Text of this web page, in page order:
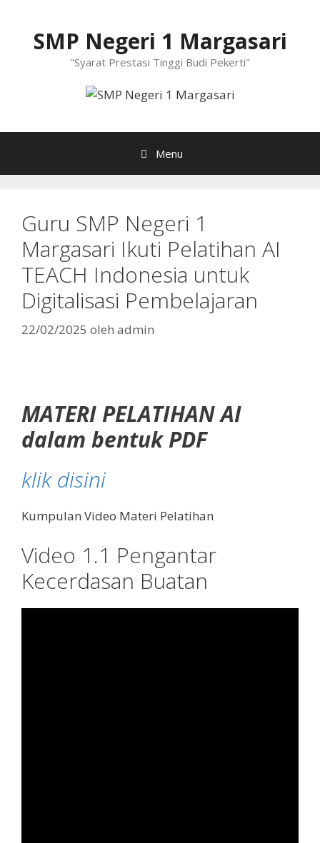
SMP Negeri 1 Margasari
"Syarat Prestasi Tinggi Budi Pekerti"
Menu
Guru SMP Negeri 1
Margasari Ikuti Pelatihan AI
TEACH Indonesia untuk
Digitalisasi Pembelajaran
22/02/2025 oleh admin
MATERI PELATIHAN AI
dalam bentuk PDF
klik disini
Kumpulan Video Materi Pelatihan
Video 1.1 Pengantar
Kecerdasan Buatan